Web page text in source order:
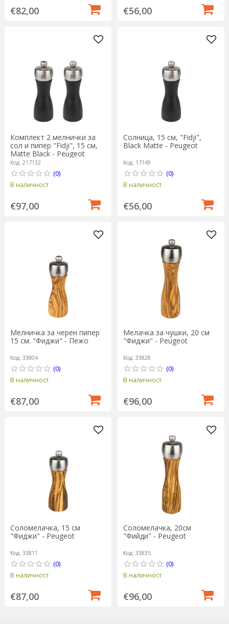
€82,00 €56,00
Комплект 2 мелнички за
сол и пипер "Fidji", 15 см,
Matte Black - Peugeot
Код: 217132
(0)
В наличност
€97,00
Солница, 15 см, "Fidji",
Black Matte - Peugeot
Код: 17149
(0)
В наличност
€56,00
Мелничка за черен пипер
15 см. "Фиджи" - Пежо
Код: 33804
(0)
В наличност
€87,00
Мелачка за чушки, 20 см
"Фиджи" - Peugeot
Код: 33828
(0)
В наличност
€96,00
Соломелачка, 15 см
"Фиджи" - Peugeot
Код: 33811
(0)
В наличност
€87,00
Соломелачка, 20см
"Фийди" - Peugeot
Код: 33835
(0)
В наличност
€96,00